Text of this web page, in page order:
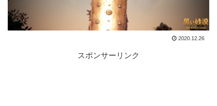
2020.12.26
スポンサーリンク